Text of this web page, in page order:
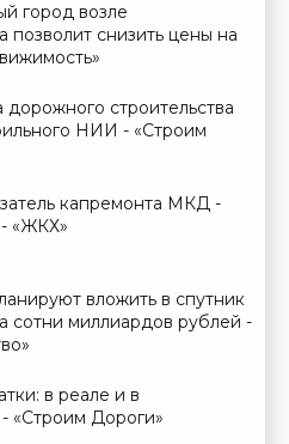
город возле
позволит снизить цены на
дорожного строительства
НИИ - «Строим
капремонта МКД -
- «ЖКХ»
вложить в спутник
сотни миллиардов рублей -
в реале и в
«Строим Дороги»